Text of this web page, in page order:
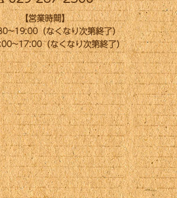
【営業時間】
（なくなり次第終了）
（なくなり次第終了）